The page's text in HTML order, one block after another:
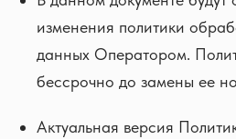
изменения политики
данных Оператором.
бессрочно до замены ее
Актуальная версия